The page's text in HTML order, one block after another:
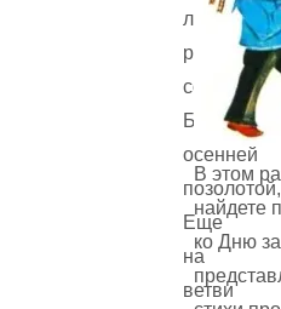
листьев
разве
сотый,
Блестя
осенней
позолотой,
Еще
на
ветви
В этом
найдете
ко Дню